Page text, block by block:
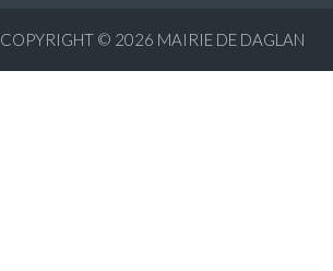
COPYRIGHT © 2026 MAIRIE DE DAGLAN